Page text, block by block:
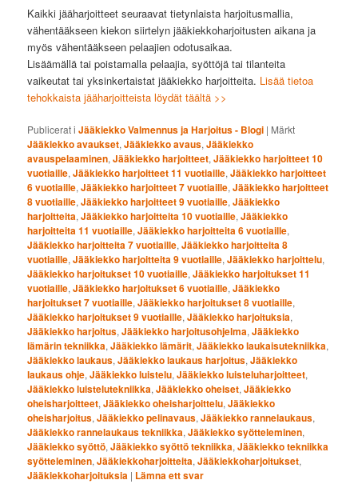
Kaikki jääharjoitteet seuraavat tietynlaista harjoitusmallia,
vähentääkseen kiekon siirtelyn jääkiekkoharjoitusten aikana ja
myös vähentääkseen pelaajien odotusaikaa.
Lisäämällä tai poistamalla pelaajia, syöttöjä tai tilanteita
vaikeutat tai yksinkertaistat jääkiekko harjoitteita. Lisää tietoa
tehokkaista jääharjoitteista löydät täältä >>
Publicerat i Jääkiekko Valmennus ja Harjoitus - Blogi | Märkt
Jääkiekko avaukset,Jääkiekko avaus,Jääkiekko
avauspelaaminen,Jääkiekko harjoitteet,Jääkiekko harjoitteet 10
vuotiaille,Jääkiekko harjoitteet 11 vuotiaille,Jääkiekko harjoitteet
6 vuotiaille,Jääkiekko harjoitteet 7 vuotiaille,Jääkiekko harjoitteet
8 vuotiaille,Jääkiekko harjoitteet 9 vuotiaille,Jääkiekko
harjoitteita,Jääkiekko harjoitteita 10 vuotiaille,Jääkiekko
harjoitteita 11 vuotiaille,Jääkiekko harjoitteita 6 vuotiaille,
Jääkiekko harjoitteita 7 vuotiaille,Jääkiekko harjoitteita 8
vuotiaille,Jääkiekko harjoitteita 9 vuotiaille,Jääkiekko harjoittelu,
Jääkiekko harjoitukset 10 vuotiaille,Jääkiekko harjoitukset 11
vuotiaille,Jääkiekko harjoitukset 6 vuotiaille,Jääkiekko
harjoitukset 7 vuotiaille,Jääkiekko harjoitukset 8 vuotiaille,
Jääkiekko harjoitukset 9 vuotiaille,Jääkiekko harjoituksia,
Jääkiekko harjoitus,Jääkiekko harjoitusohjelma,Jääkiekko
lämärin tekniikka,Jääkiekko lämärit,Jääkiekko laukaisutekniikka,
Jääkiekko laukaus,Jääkiekko laukaus harjoitus,Jääkiekko
laukaus ohje,Jääkiekko luistelu,Jääkiekko luisteluharjoitteet,
Jääkiekko luistelutekniikka,Jääkiekko oheiset,Jääkiekko
oheisharjoitteet,Jääkiekko oheisharjoittelu,Jääkiekko
oheisharjoitus,Jääkiekko pelinavaus,Jääkiekko rannelaukaus,
Jääkiekko rannelaukaus tekniikka,Jääkiekko syötteleminen,
Jääkiekko syöttö,Jääkiekko syöttö tekniikka,Jääkiekko tekniikka
syötteleminen,Jääkiekkoharjoitteita,Jääkiekkoharjoitukset,
Jääkiekkoharjoituksia | Lämna ett svar